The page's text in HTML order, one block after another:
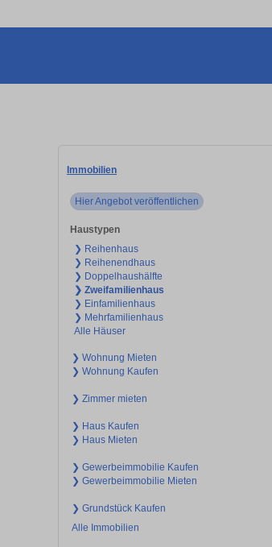
Immobilien
Hier Angebot veröffentlichen
Haustypen
❯ Reihenhaus
❯ Reihenendhaus
❯ Doppelhaushälfte
❯ Zweifamilienhaus
❯ Einfamilienhaus
❯ Mehrfamilienhaus
Alle Häuser
❯ Wohnung Mieten
❯ Wohnung Kaufen
❯ Zimmer mieten
❯ Haus Kaufen
❯ Haus Mieten
❯ Gewerbeimmobilie Kaufen
❯ Gewerbeimmobilie Mieten
❯ Grundstück Kaufen
Alle Immobilien